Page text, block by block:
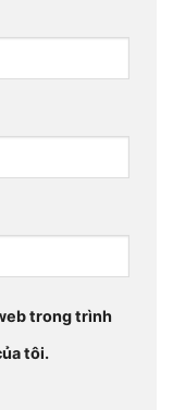
trong trình
tôi.